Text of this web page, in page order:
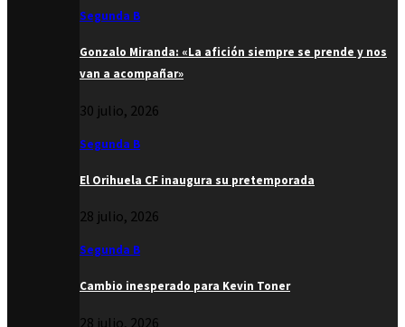
Segunda B
Gonzalo Miranda: «La afición siempre se prende y nos
van a acompañar»
30 julio, 2026
Segunda B
El Orihuela CF inaugura su pretemporada
28 julio, 2026
Segunda B
Cambio inesperado para Kevin Toner
28 julio, 2026